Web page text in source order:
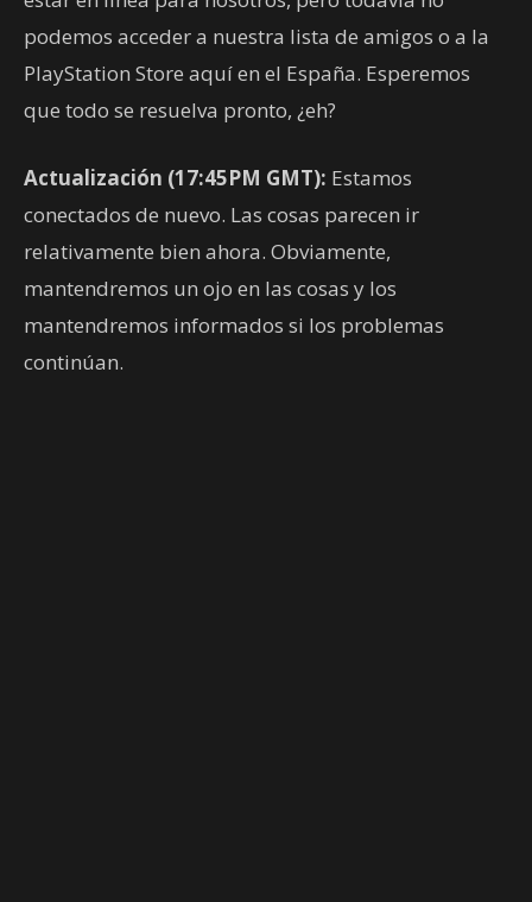
podemos acceder a nuestra lista de amigos o a la
PlayStation Store aquí en el España. Esperemos
que todo se resuelva pronto, ¿eh?
Actualización (17:45PM GMT): Estamos
conectados de nuevo. Las cosas parecen ir
relativamente bien ahora. Obviamente,
mantendremos un ojo en las cosas y los
mantendremos informados si los problemas
continúan.